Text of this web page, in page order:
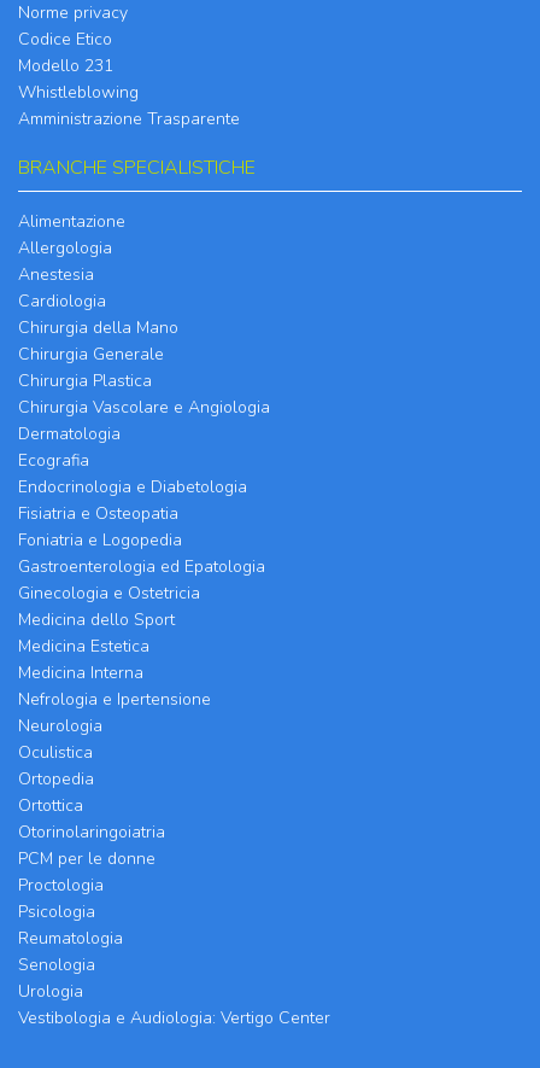
Norme privacy
Codice Etico
Modello 231
Whistleblowing
Amministrazione Trasparente
BRANCHE SPECIALISTICHE
Alimentazione
Allergologia
Anestesia
Cardiologia
Chirurgia della Mano
Chirurgia Generale
Chirurgia Plastica
Chirurgia Vascolare e Angiologia
Dermatologia
Ecografia
Endocrinologia e Diabetologia
Fisiatria e Osteopatia
Foniatria e Logopedia
Gastroenterologia ed Epatologia
Ginecologia e Ostetricia
Medicina dello Sport
Medicina Estetica
Medicina Interna
Nefrologia e Ipertensione
Neurologia
Oculistica
Ortopedia
Ortottica
Otorinolaringoiatria
PCM per le donne
Proctologia
Psicologia
Reumatologia
Senologia
Urologia
Vestibologia e Audiologia: Vertigo Center